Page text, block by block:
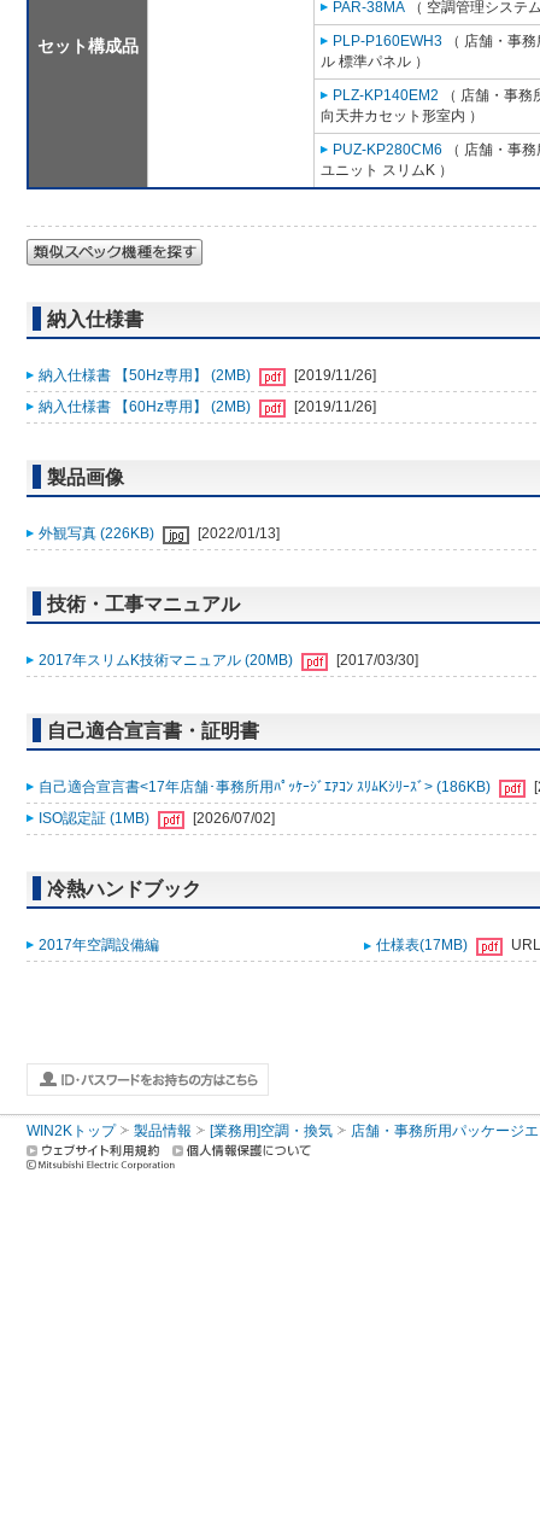
セット構成品
PAR-38MA （ 空調管理システ
PLP-P160EWH3 （ 店舗・事
ル 標準パネル ）
PLZ-KP140EM2 （ 店舗・事
向天井カセット形室内 ）
PUZ-KP280CM6 （ 店舗・事
ユニット スリムK ）
納入仕様書
納入仕様書 【50Hz専用】 (2MB)
[2019/11/26]
納入仕様書 【60Hz専用】 (2MB)
[2019/11/26]
製品画像
外観写真 (226KB) [2022/01/13]
技術・工事マニュアル
2017年スリムK技術マニュアル (20MB) [2017/03/30]
自己適合宣言書・証明書
自己適合宣言書<17年店舗･事務所用ﾊﾟｯｹｰｼﾞｴｱｺﾝ ｽﾘﾑKｼﾘｰｽﾞ> (186KB)
ISO認定証 (1MB)
[2026/07/02]
冷熱ハンドブック
2017年空調設備編 仕様表(17MB) URL
WIN2Kトップ 製品情報 [業務用]空調・換気 店舗・事務所用パッケージ